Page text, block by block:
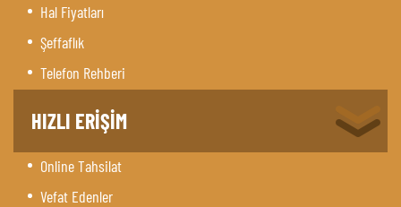
Hal Fiyatları
Şeffaflık
Telefon Rehberi
HIZLI ERİŞİM
Online Tahsilat
Vefat Edenler